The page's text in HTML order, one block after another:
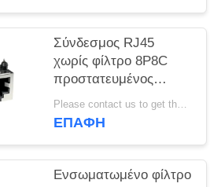
Σύνδεσμος RJ45
χωρίς φίλτρο 8P8C
προστατευμένος
σύνδεσμος
DGKYD561188GWA1DY128
Please contact us to get the latest price. MOQ:1 Τεμάχιο
ΕΠΑΦΉ
Ενσωματωμένο φίλτρο